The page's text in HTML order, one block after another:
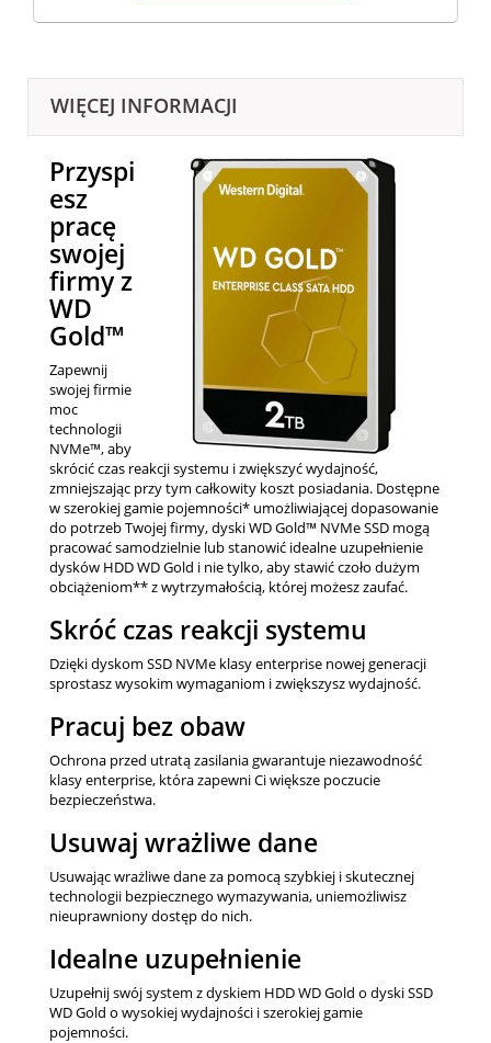
WIĘCEJ INFORMACJI
Przyspi
esz
pracę
swojej
firmy z
WD
Gold™
Zapewnij
swojej firmie
moc
technologii
NVMe™, aby
skrócić czas reakcji systemu i zwiększyć wydajność,
zmniejszając przy tym całkowity koszt posiadania. Dostępne
w szerokiej gamie pojemności* umożliwiającej dopasowanie
do potrzeb Twojej firmy, dyski WD Gold™ NVMe SSD mogą
pracować samodzielnie lub stanowić idealne uzupełnienie
dysków HDD WD Gold i nie tylko, aby stawić czoło dużym
obciążeniom** z wytrzymałością, której możesz zaufać.
Skróć czas reakcji systemu
Dzięki dyskom SSD NVMe klasy enterprise nowej generacji
sprostasz wysokim wymaganiom i zwiększysz wydajność.
Pracuj bez obaw
Ochrona przed utratą zasilania gwarantuje niezawodność
klasy enterprise, która zapewni Ci większe poczucie
bezpieczeństwa.
Usuwaj wrażliwe dane
Usuwając wrażliwe dane za pomocą szybkiej i skutecznej
technologii bezpiecznego wymazywania, uniemożliwisz
nieuprawniony dostęp do nich.
Idealne uzupełnienie
Uzupełnij swój system z dyskiem HDD WD Gold o dyski SSD
WD Gold o wysokiej wydajności i szerokiej gamie
pojemności.